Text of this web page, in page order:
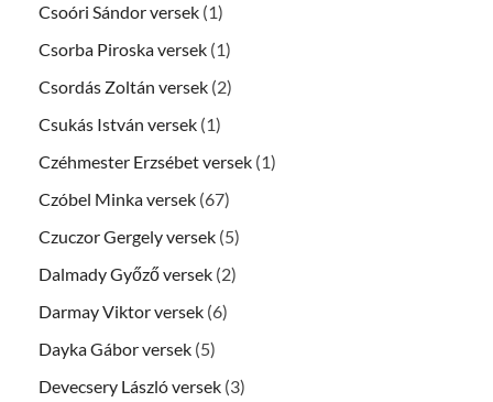
Csoóri Sándor versek (1)
Csorba Piroska versek (1)
Csordás Zoltán versek (2)
Csukás István versek (1)
Czéhmester Erzsébet versek (1)
Czóbel Minka versek (67)
Czuczor Gergely versek (5)
Dalmady Győző versek (2)
Darmay Viktor versek (6)
Dayka Gábor versek (5)
Devecsery László versek (3)